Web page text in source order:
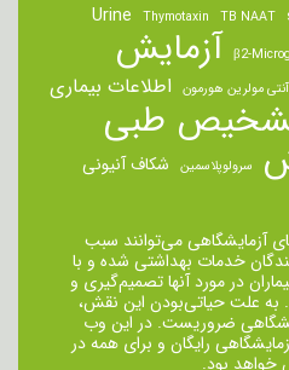
TB NAAT
Thymotaxin
Urine
β2- آزمایش
آنتی مولرین هورمون اطلاعات بیماری
طبی
سرولوپلاسمین شکاف آنیونی
آزمایشگاهی می‌توانند سبب
خدمات بهداشتی شده و با
در مورد آنها تصمیم‌گیری و
به علت حیاتی‌بودن این نقش،
ضروریست. در این وب
رایگان و برای همه در
بود.